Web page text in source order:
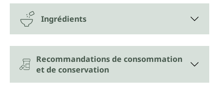
Ingrédients
Recommandations de consommation
et de conservation